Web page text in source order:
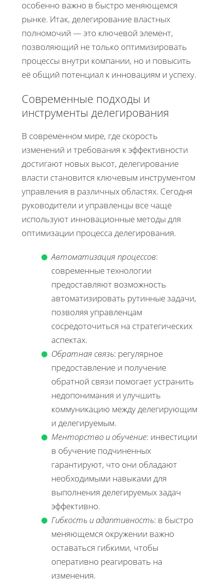
особенно важно в быстро меняющемся
рынке. Итак, делегирование властных
полномочий — это ключевой элемент,
позволяющий не только оптимизировать
процессы внутри компании, но и повысить
её общий потенциал к инновациям и успеху.
Современные подходы и
инструменты делегирования
В современном мире, где скорость
изменений и требования к эффективности
достигают новых высот, делегирование
власти становится ключевым инструментом
управления в различных областях. Сегодня
руководители и управленцы все чаще
используют инновационные методы для
оптимизации процесса делегирования.
Автоматизация процессов:
современные технологии
предоставляют возможность
автоматизировать рутинные задачи,
позволяя управленцам
сосредоточиться на стратегических
аспектах.
Обратная связь: регулярное
предоставление и получение
обратной связи помогает устранить
недопонимания и улучшить
коммуникацию между делегирующим
и делегируемым.
Менторство и обучение: инвестиции
в обучение подчиненных
гарантируют, что они обладают
необходимыми навыками для
выполнения делегируемых задач
эффективно.
Гибкость и адаптивность: в быстро
меняющемся окружении важно
оставаться гибкими, чтобы
оперативно реагировать на
изменения.